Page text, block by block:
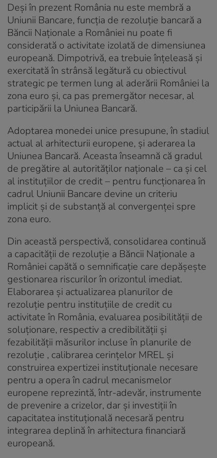
Deși în prezent România nu este membră a
Uniunii Bancare, funcția de rezoluție bancară a
Băncii Naționale a României nu poate fi
considerată o activitate izolată de dimensiunea
europeană. Dimpotrivă, ea trebuie înțeleasă și
exercitată în strânsă legătură cu obiectivul
strategic pe termen lung al aderării României la
zona euro și, ca pas premergător necesar, al
participării la Uniunea Bancară.
Adoptarea monedei unice presupune, în stadiul
actual al arhitecturii europene, și aderarea la
Uniunea Bancară. Aceasta înseamnă că gradul
de pregătire al autorităților naționale – ca și cel
al instituțiilor de credit – pentru funcționarea în
cadrul Uniunii Bancare devine un criteriu
implicit și de substanță al convergenței spre
zona euro.
Din această perspectivă, consolidarea continuă
a capacității de rezoluție a Băncii Naționale a
României capătă o semnificație care depășește
gestionarea riscurilor în orizontul imediat.
Elaborarea și actualizarea planurilor de
rezoluție pentru instituțiile de credit cu
activitate în România, evaluarea posibilității de
soluționare, respectiv a credibilității și
fezabilității măsurilor incluse în planurile de
rezoluție , calibrarea cerințelor MREL și
construirea expertizei instituționale necesare
pentru a opera în cadrul mecanismelor
europene reprezintă, într-adevăr, instrumente
de prevenire a crizelor, dar și investiții în
capacitatea instituțională necesară pentru
integrarea deplină în arhitectura financiară
europeană.